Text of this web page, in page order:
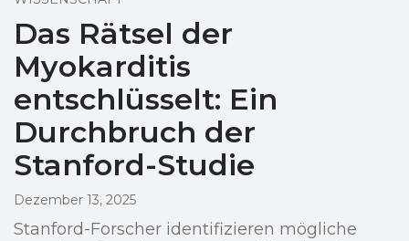
Das Rätsel der
Myokarditis
entschlüsselt: Ein
Durchbruch der
Stanford-Studie
Dezember 13, 2025
Stanford-Forscher identifizieren mögliche